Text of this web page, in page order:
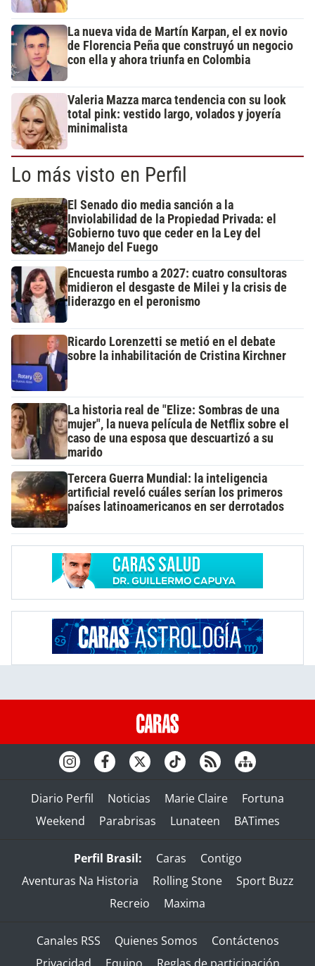
La nueva vida de Martín Karpan, el ex novio
de Florencia Peña que construyó un negocio
con ella y ahora triunfa en Colombia
Valeria Mazza marca tendencia con su look
total pink: vestido largo, volados y joyería
minimalista
Lo más visto en Perfil
El Senado dio media sanción a la
Inviolabilidad de la Propiedad Privada: el
Gobierno tuvo que ceder en la Ley del
Manejo del Fuego
Encuesta rumbo a 2027: cuatro consultoras
midieron el desgaste de Milei y la crisis de
liderazgo en el peronismo
Ricardo Lorenzetti se metió en el debate
sobre la inhabilitación de Cristina Kirchner
La historia real de "Elize: Sombras de una
mujer", la nueva película de Netflix sobre el
caso de una esposa que descuartizó a su
marido
Tercera Guerra Mundial: la inteligencia
artificial reveló cuáles serían los primeros
países latinoamericanos en ser derrotados
Diario Perfil Noticias Marie Claire
Fortuna
Weekend
Parabrisas Lunateen BATimes
Perfil Brasil: Caras
Contigo
Aventuras Na Historia
Rolling Stone
Sport Buzz
Recreio
Maxima
Canales RSS Quienes Somos
Contáctenos
Privacidad
Equipo Reglas de participación